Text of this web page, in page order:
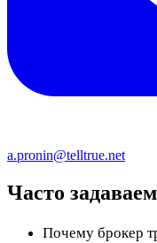
a.pronin@telltrue.net
Часто
Почему брокер